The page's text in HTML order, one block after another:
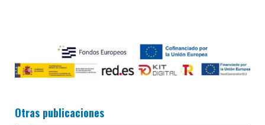
Otras publicaciones